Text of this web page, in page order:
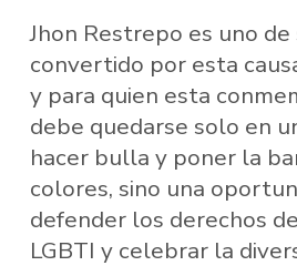
Jhon Restrepo es uno
convertido por esta
y para quien esta
debe quedarse solo en
hacer bulla y poner la
colores, sino una
defender los derechos
LGBTI y celebrar la